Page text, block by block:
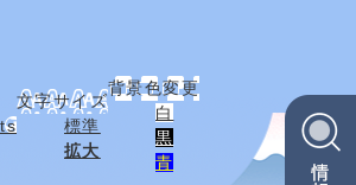
文字サイズ
標準
拡大
背景色変更
白
黒
青